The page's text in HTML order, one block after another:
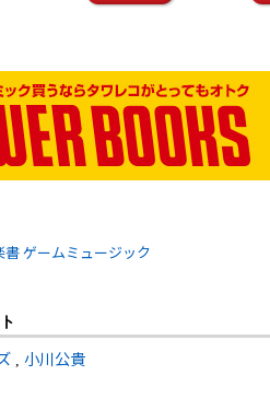
書 ゲームミュージック
, 小川公貴